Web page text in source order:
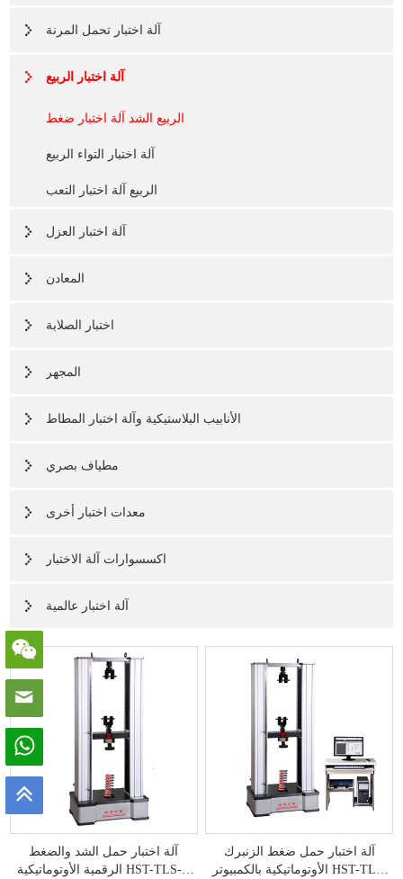
آلة اختبار تحمل المرنة
آلة اختبار الربيع
الربيع الشد آلة اختبار ضغط
آلة اختبار التواء الربيع
الربيع آلة اختبار التعب
آلة اختبار العزل
المعادن
اختبار الصلابة
المجهر
الأنابيب البلاستيكية وآلة اختبار المطاط
مطياف بصري
معدات اختبار أخرى
اكسسوارات آلة الاختبار
آلة اختبار عالمية
آلة اختبار حمل الشد والضغط
الرقمية الأوتوماتيكية HST-TLS-D
آلة اختبار حمل ضغط الزنبرك
الأوتوماتيكية بالكمبيوتر HST-TLW